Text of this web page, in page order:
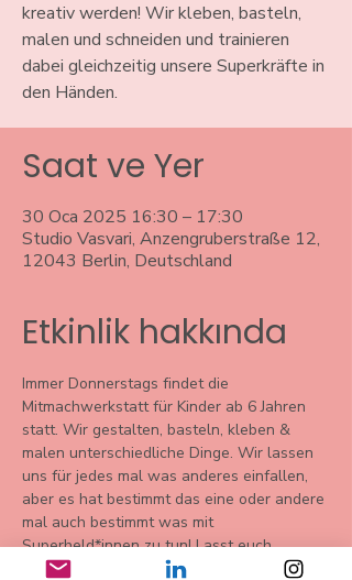
kreativ werden! Wir kleben, basteln,
malen und schneiden und trainieren
dabei gleichzeitig unsere Superkräfte in
den Händen.
Saat ve Yer
30 Oca 2025 16:30 – 17:30
Studio Vasvari, Anzengruberstraße 12,
12043 Berlin, Deutschland
Etkinlik hakkında
Immer Donnerstags findet die
Mitmachwerkstatt für Kinder ab 6 Jahren
statt. Wir gestalten, basteln, kleben &
malen unterschiedliche Dinge. Wir lassen
uns für jedes mal was anderes einfallen,
aber es hat bestimmt das eine oder andere
mal auch bestimmt was mit
Superheld*innen zu tun! Lasst euch
überraschen.